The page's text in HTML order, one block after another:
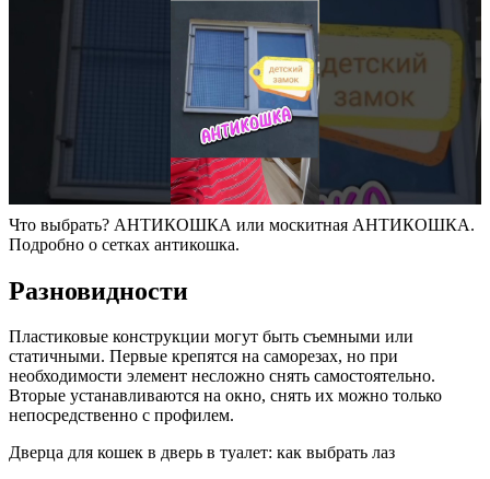
Что выбрать? АНТИКОШКА или москитная АНТИКОШКА.
Подробно о сетках антикошка.
Разновидности
Пластиковые конструкции могут быть съемными или
статичными. Первые крепятся на саморезах, но при
необходимости элемент несложно снять самостоятельно.
Вторые устанавливаются на окно, снять их можно только
непосредственно с профилем.
Дверца для кошек в дверь в туалет: как выбрать лаз